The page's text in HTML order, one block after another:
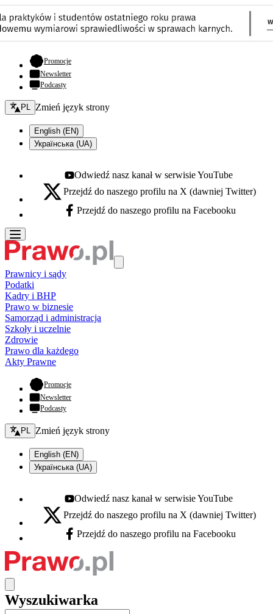
Promocje- otwiera się w nowej karcie
Newsletter
Podcasty
Zmień język - bieżący:
PL Zmień język strony
English (EN)
Українська (UA)
Youtube - otwiera się w nowej karcie
Odwiedź nasz kanał w serwisie YouTube
X - otwiera się w nowej karcie
Przejdź do naszego profilu na X (dawniej Twitter)
Facebook - otwiera się w nowej karcie
Przejdź do naszego profilu na Facebooku
Prawnicy i sądy
Podatki
Kadry i BHP
Prawo w biznesie
Samorząd i administracja
Szkoły i uczelnie
Zdrowie
Prawo dla każdego
Akty Prawne
Promocje- otwiera się w nowej karcie
Newsletter
Podcasty
Zmień język - bieżący:
PL Zmień język strony
English (EN)
Українська (UA)
Youtube - otwiera się w nowej karcie
Odwiedź nasz kanał w serwisie YouTube
X - otwiera się w nowej karcie
Przejdź do naszego profilu na X (dawniej Twitter)
Facebook - otwiera się w nowej karcie
Przejdź do naszego profilu na Facebooku
Wyszukiwarka